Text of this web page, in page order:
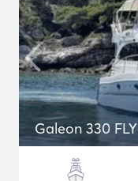
Galeon 330 FLY